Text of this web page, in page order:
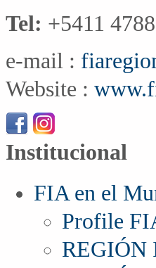
Tel: +5411
e-mail :
Website :
Institucional
FIA en el
Profile
REGIÓN